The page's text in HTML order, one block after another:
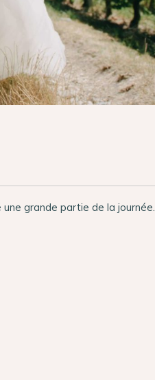
une grande partie de la journée.